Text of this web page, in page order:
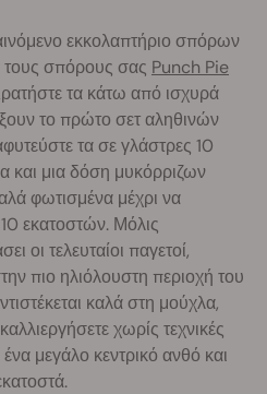
εκκολαπτήριο σπόρων
τους σπόρους σας Punch Pie
τα κάτω από ισχυρά
το πρώτο σετ αληθινών
τα σε γλάστρες 10
και μια δόση μυκόρριζων
φωτισμένα μέχρι να
εκατοστών. Μόλις
οι τελευταίοι παγετοί,
πιο ηλιόλουστη περιοχή του
καλά στη μούχλα,
χωρίς τεχνικές
μεγάλο κεντρικό ανθό και